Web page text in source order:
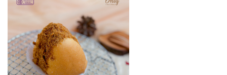
A
P
A